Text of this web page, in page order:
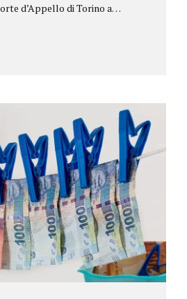
d’Appello di Torino a
euro: la sentenza ribalta la
dei rendimenti risalente al 1986,
sottoscrizione, e di un timbro
sopra la tabella, la quale